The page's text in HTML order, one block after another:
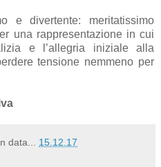
e divertente: meritatissimo
una rappresentazione in cui
e l’allegria iniziale alla
tensione nemmeno per
data... 15.12.17